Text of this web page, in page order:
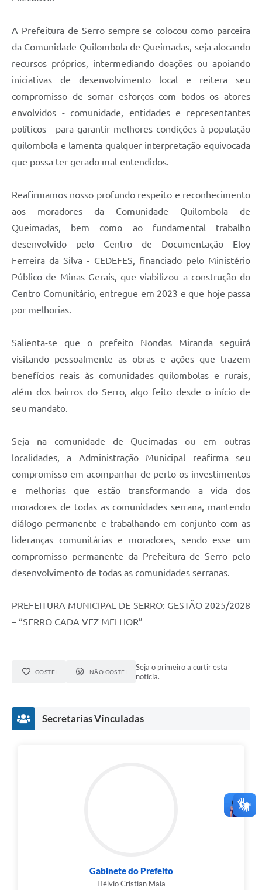
A Prefeitura de Serro sempre se colocou como parceira
da Comunidade Quilombola de Queimadas, seja alocando
recursos próprios, intermediando doações ou apoiando
iniciativas de desenvolvimento local e reitera seu
compromisso de somar esforços com todos os atores
envolvidos - comunidade, entidades e representantes
políticos - para garantir melhores condições à população
quilombola e lamenta qualquer interpretação equivocada
que possa ter gerado mal-entendidos.
Reafirmamos nosso profundo respeito e reconhecimento
aos moradores da Comunidade Quilombola de
Queimadas, bem como ao fundamental trabalho
desenvolvido pelo Centro de Documentação Eloy
Ferreira da Silva - CEDEFES, financiado pelo Ministério
Público de Minas Gerais, que viabilizou a construção do
Centro Comunitário, entregue em 2023 e que hoje passa
por melhorias.
Salienta-se que o prefeito Nondas Miranda seguirá
visitando pessoalmente as obras e ações que trazem
benefícios reais às comunidades quilombolas e rurais,
além dos bairros do Serro, algo feito desde o início de
seu mandato.
Seja na comunidade de Queimadas ou em outras
localidades, a Administração Municipal reafirma seu
compromisso em acompanhar de perto os investimentos
e melhorias que estão transformando a vida dos
moradores de todas as comunidades serrana, mantendo
diálogo permanente e trabalhando em conjunto com as
lideranças comunitárias e moradores, sendo esse um
compromisso permanente da Prefeitura de Serro pelo
desenvolvimento de todas as comunidades serranas.
PREFEITURA MUNICIPAL DE SERRO: GESTÃO 2025/2028
– “SERRO CADA VEZ MELHOR”
GOSTEI NÃO GOSTEI
Seja o primeiro a curtir esta
notícia.
Secretarias Vinculadas
Gabinete do Prefeito
Hélvio Cristian Maia